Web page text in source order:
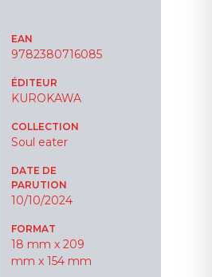
EAN
9782380716085
ÉDITEUR
KUROKAWA
COLLECTION
Soul eater
DATE DE
PARUTION
10/10/2024
FORMAT
18 mm x 209
mm x 154 mm